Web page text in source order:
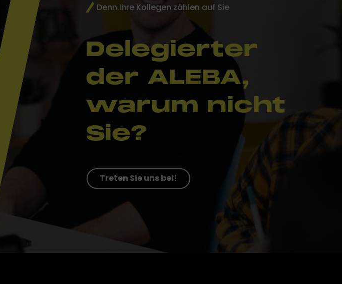
Denn Ihre Kollegen zählen auf Sie
Delegierter
der ALEBA,
warum nicht
Sie?
Treten Sie uns bei!